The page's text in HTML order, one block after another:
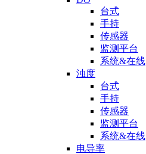
台式
手持
传感器
监测平台
系统&在线
浊度
台式
手持
传感器
监测平台
系统&在线
电导率